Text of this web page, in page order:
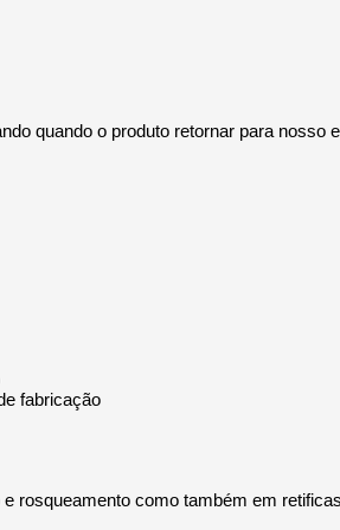
quando o produto retornar para nosso
fabricação
rosqueamento como também em retificas